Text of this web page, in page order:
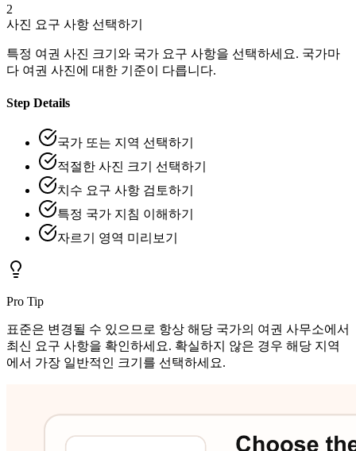
2
사진 요구 사항 선택하기
특정 여권 사진 크기와 국가 요구 사항을 선택하세요. 국가마
다 여권 사진에 대한 기준이 다릅니다.
Step Details
국가 또는 지역 선택하기
적절한 사진 크기 선택하기
치수 요구 사항 검토하기
특정 국가 지침 이해하기
자르기 영역 미리보기
Pro Tip
표준은 변경될 수 있으므로 항상 해당 국가의 여권 사무소에서
최신 요구 사항을 확인하세요. 확실하지 않은 경우 해당 지역
에서 가장 일반적인 크기를 선택하세요.